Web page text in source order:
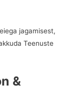
jagamisest,
Teenuste
&